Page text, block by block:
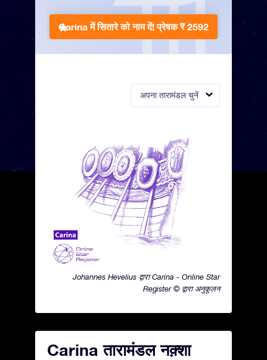
अपना तारामंडल चुनें
Johannes Hevelius द्वारा Carina - Online Star
Register © द्वारा अनुकूलन
Carina में सितारे को नाम दें!प्रेषक ₹ 2592
Carina तारामंडल नक़्शा